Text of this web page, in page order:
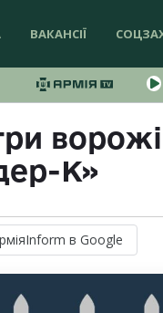
ВАКАНСІЇ
ворожі
К»
в Google